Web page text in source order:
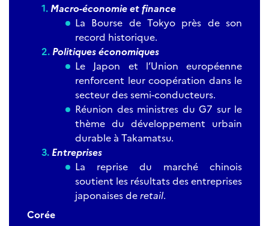
Macro-économie et finance
La Bourse de Tokyo près de son
record historique.
Politiques économiques
Le Japon et l’Union européenne
renforcent leur coopération dans le
secteur des semi-conducteurs.
Réunion des ministres du G7 sur le
thème du développement urbain
durable à Takamatsu.
Entreprises
La reprise du marché chinois
soutient les résultats des entreprises
japonaises de retail.
Corée